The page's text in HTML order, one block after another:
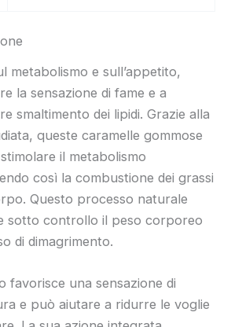
metabolismo e sull’appetito,
la sensazione di fame e a
smaltimento dei lipidi. Grazie alla
queste caramelle gommose
il metabolismo
così la combustione dei grassi
Questo processo naturale
sotto controllo il peso corporeo
di dimagrimento.
favorisce una sensazione di
e può aiutare a ridurre le voglie